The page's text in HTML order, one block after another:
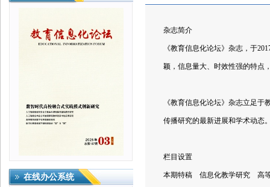
在线办公系统
杂志简介
《教育信息化论坛》杂志，于
颖，信息量大、时效性强的特点
《教育信息化论坛》杂志立足
传播研究的最新进展和学术动态
栏目设置
本期特稿 信息化教学研究 高